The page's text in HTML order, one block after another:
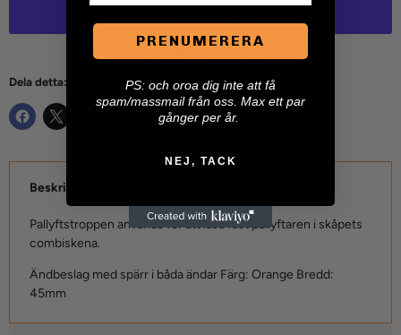
Dela detta:
Beskrivning
Pallyftstroppen används för att låsa fast pallyftaren i skåpets
combiskena.
Ändbeslag med spärr i båda ändar Färg: Orange Bredd:
45mm
PRENUMERERA
PS: och oroa dig inte att få
spam/massmail från oss. Max ett par
gånger per år.
NEJ, TACK